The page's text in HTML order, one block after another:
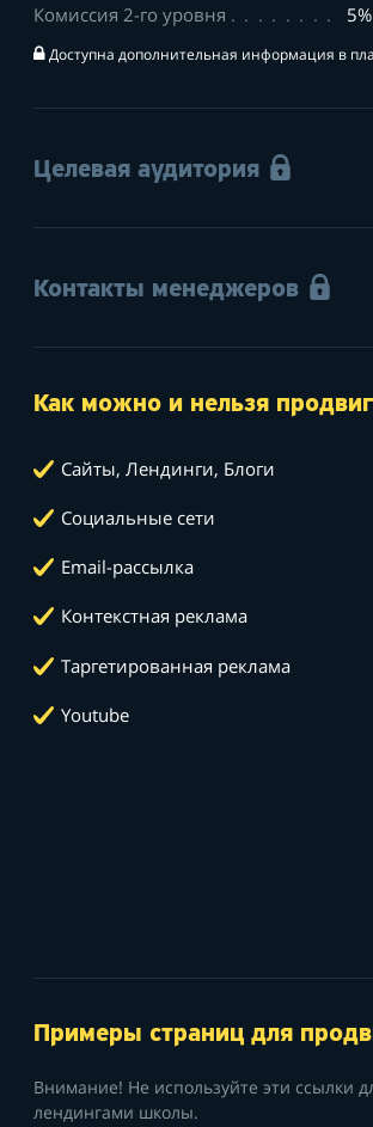
Комиссия 2-го уровня 5%
Доступна дополнительная информация в
Целевая аудитория
Контакты менеджеров
Как можно и нельзя
Сайты, Лендинги, Блоги
Социальные сети
Email-рассылка
Контекстная реклама
Таргетированная реклама
Youtube
Примеры страниц для
Внимание! Не используйте эти ссылки
лендингами школы.